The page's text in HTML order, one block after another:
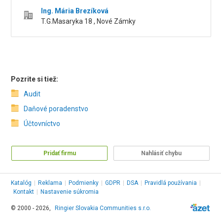
Ing. Mária Brezíková
T.G.Masaryka 18 , Nové Zámky
Pozrite si tiež:
Audit
Daňové poradenstvo
Účtovníctvo
Pridať firmu Nahlásiť chybu
Katalóg Reklama Podmienky GDPR DSA Pravidlá používania
Kontakt
Nastavenie súkromia
© 2000 - 2026, Ringier Slovakia Communities s.r.o.